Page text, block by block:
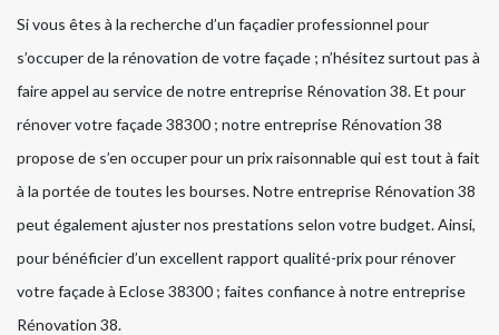
Si vous êtes à la recherche d’un façadier professionnel pour
s’occuper de la rénovation de votre façade ; n’hésitez surtout pas à
faire appel au service de notre entreprise Rénovation 38. Et pour
rénover votre façade 38300 ; notre entreprise Rénovation 38
propose de s’en occuper pour un prix raisonnable qui est tout à fait
à la portée de toutes les bourses. Notre entreprise Rénovation 38
peut également ajuster nos prestations selon votre budget. Ainsi,
pour bénéficier d’un excellent rapport qualité-prix pour rénover
votre façade à Eclose 38300 ; faites confiance à notre entreprise
Rénovation 38.